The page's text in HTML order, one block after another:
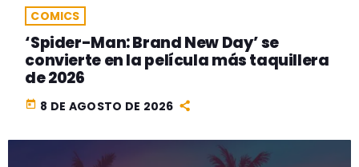
COMICS
‘Spider-Man: Brand New Day’ se
convierte en la película más taquillera
de 2026
today 8 DE AGOSTO DE 2026